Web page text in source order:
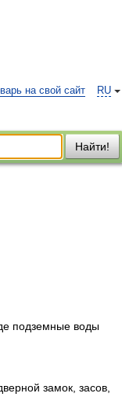
RU
на свой сайт
Найти!
подземные воды
замок, засов,